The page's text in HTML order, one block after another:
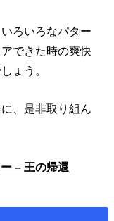
ろいろなパター
できた時の爽快
ょう。
、是非取り組ん
– 王の帰還